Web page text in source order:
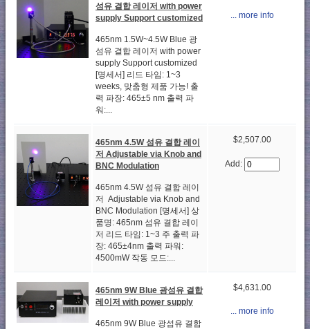
섬유 결합 레이저 with power
supply Support customized
465nm 1.5W~4.5W Blue 광
섬유 결합 레이저 with power
supply Support customized
[명세서] 리드 타임: 1~3
weeks, 맞춤형 제품 가능! 출
력 파장: 465±5 nm 출력 파
워:...
... more info
465nm 4.5W 섬유 결합 레이
저 Adjustable via Knob and
BNC Modulation
465nm 4.5W 섬유 결합 레이
저 Adjustable via Knob and
BNC Modulation [명세서] 상
품명: 465nm 섬유 결합 레이
저 리드 타임: 1~3 주 출력 파
장: 465±4nm 출력 파워:
4500mW 작동 모드:...
$2,507.00
Add:
465nm 9W Blue 광섬유 결합
레이저 with power supply
465nm 9W Blue 광섬유 결합
$4,631.00
... more info